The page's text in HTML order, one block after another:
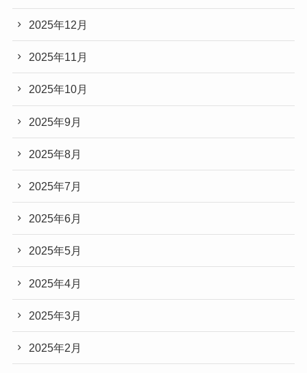
2025年12月
2025年11月
2025年10月
2025年9月
2025年8月
2025年7月
2025年6月
2025年5月
2025年4月
2025年3月
2025年2月